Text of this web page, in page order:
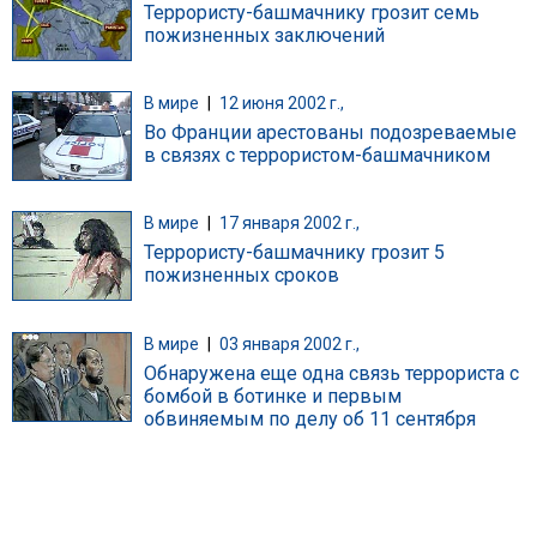
Террористу-башмачнику грозит семь
пожизненных заключений
В мире 12 июня 2002 г.,
Во Франции арестованы подозреваемые
в связях с террористом-башмачником
В мире 17 января 2002 г.,
Террористу-башмачнику грозит 5
пожизненных сроков
В мире | 03 января 2002 г.,
Обнаружена еще одна связь террориста с
бомбой в ботинке и первым
обвиняемым по делу об 11 сентября